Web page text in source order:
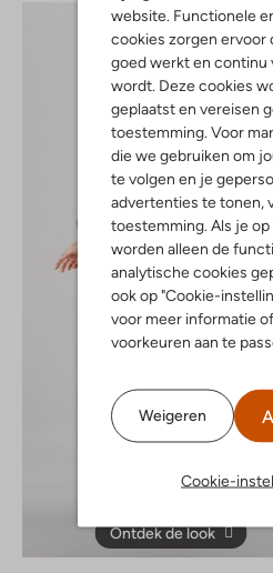
website. Functionele
cookies zorgen ervoor
goed werkt en continu
wordt. Deze cookies
geplaatst en vereisen
toestemming. Voor
die we gebruiken om
te volgen en je
advertenties te tonen,
toestemming. Als je op
worden alleen de
analytische cookies
ook op "Cookie-
voor meer informatie
voorkeuren aan te
Weigeren
Cookie-
Ontdek de look